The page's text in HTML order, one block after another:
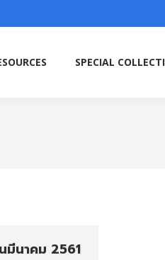
SPECIAL
มีนาคม 2561
SPECIAL